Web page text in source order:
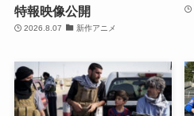
特報映像公開
2026.8.07 新作アニメ